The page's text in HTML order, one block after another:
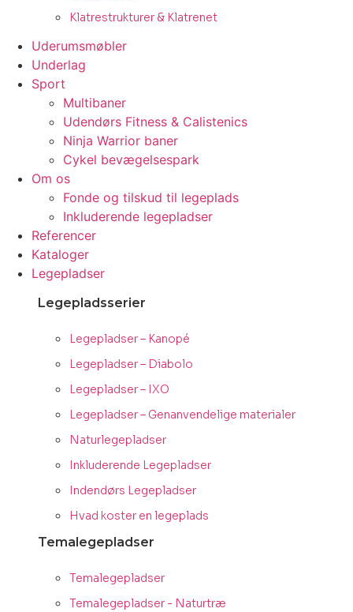
Klatrestrukturer & Klatrenet
Uderumsmøbler
Underlag
Sport
Multibaner
Udendørs Fitness & Calistenics
Ninja Warrior baner
Cykel bevægelsespark
Om os
Fonde og tilskud til legeplads
Inkluderende legepladser
Referencer
Kataloger
Legepladser
Legepladsserier
Legepladser – Kanopé
Legepladser – Diabolo
Legepladser – IXO
Legepladser – Genanvendelige materialer
Naturlegepladser
Inkluderende Legepladser
Indendørs Legepladser
Hvad koster en legeplads
Temalegepladser
Temalegepladser
Temalegepladser - Naturtræ